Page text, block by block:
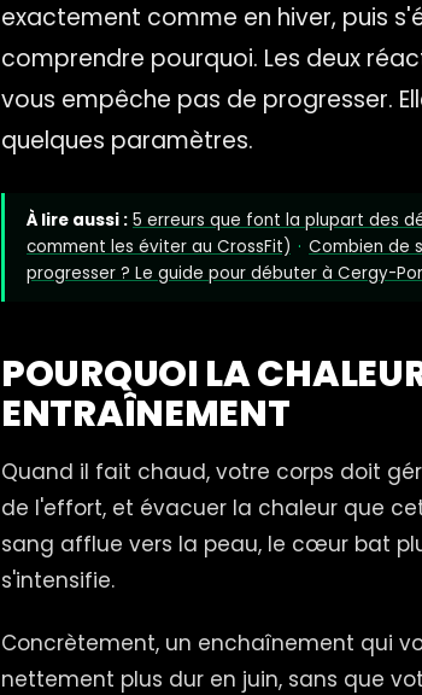
exactement comme en hiver, puis
comprendre pourquoi. Les deux
vous empêche pas de progresser.
quelques paramètres.
À lire aussi : 5 erreurs que font la plupart des
comment les éviter au CrossFit) · Combien de
progresser ? Le guide pour débuter à Cergy-
POURQUOI LA
ENTRAÎNEMENT
Quand il fait chaud, votre corps doit
de l'effort, et évacuer la chaleur que
sang afflue vers la peau, le cœur bat
s'intensifie.
Concrètement, un enchaînement qui
nettement plus dur en juin, sans que